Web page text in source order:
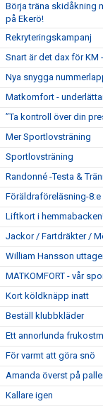
Börja träna skidåkning
på Ekerö!
Rekryteringskampanj
Snart är det dax för KM
Nya snygga
Matkomfort -
”Ta kontroll över din
Mer Sportlovsträning
Sportlovsträning
Randonné -Testa &
Föräldraföreläsning-8:e
Liftkort i
Jackor / Fartdräkter /
William Hansson
MATKOMFORT - vår
Kort köldknäpp inatt
Beställ klubbkläder
Ett annorlunda
För varmt att göra snö
Amanda överst på
Kallare igen